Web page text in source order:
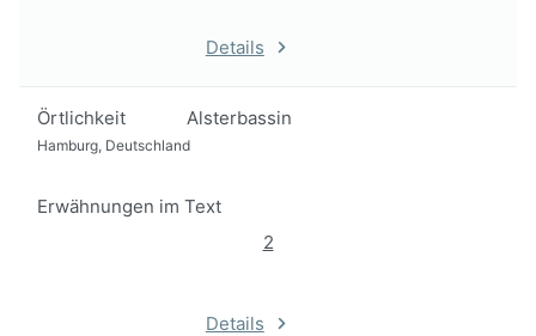
Details
Örtlichkeit Alsterbassin
Hamburg, Deutschland
Erwähnungen im Text
2
Details